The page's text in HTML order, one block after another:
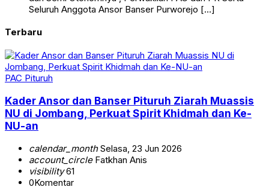
Seluruh Anggota Ansor Banser Purworejo […]
Terbaru
PAC Pituruh
Kader Ansor dan Banser Pituruh Ziarah Muassis
NU di Jombang, Perkuat Spirit Khidmah dan Ke-
NU-an
calendar_monthSelasa, 23 Jun 2026
account_circleFatkhan Anis
visibility61
0Komentar